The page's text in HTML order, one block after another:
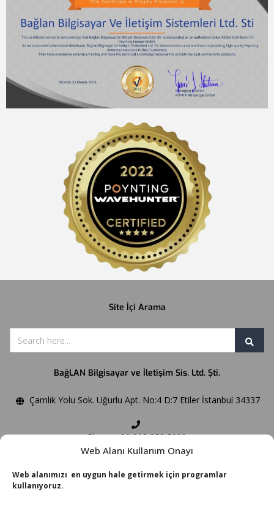
Web Alanı Kullanım Onayı
Web alanımızı en uygun hale getirmek için programlar
kullanıyoruz.
Site İçi Arama
BağLAN Bilgisayar ve İletişim Sis. Ltd. Şti.
Çamlık Yolu Sok. Uğurlu Apt. No:4 D:7 Etiler İstanbul 34337
Phone:+90 212 358 5909
Fax:+90 212 358 5906